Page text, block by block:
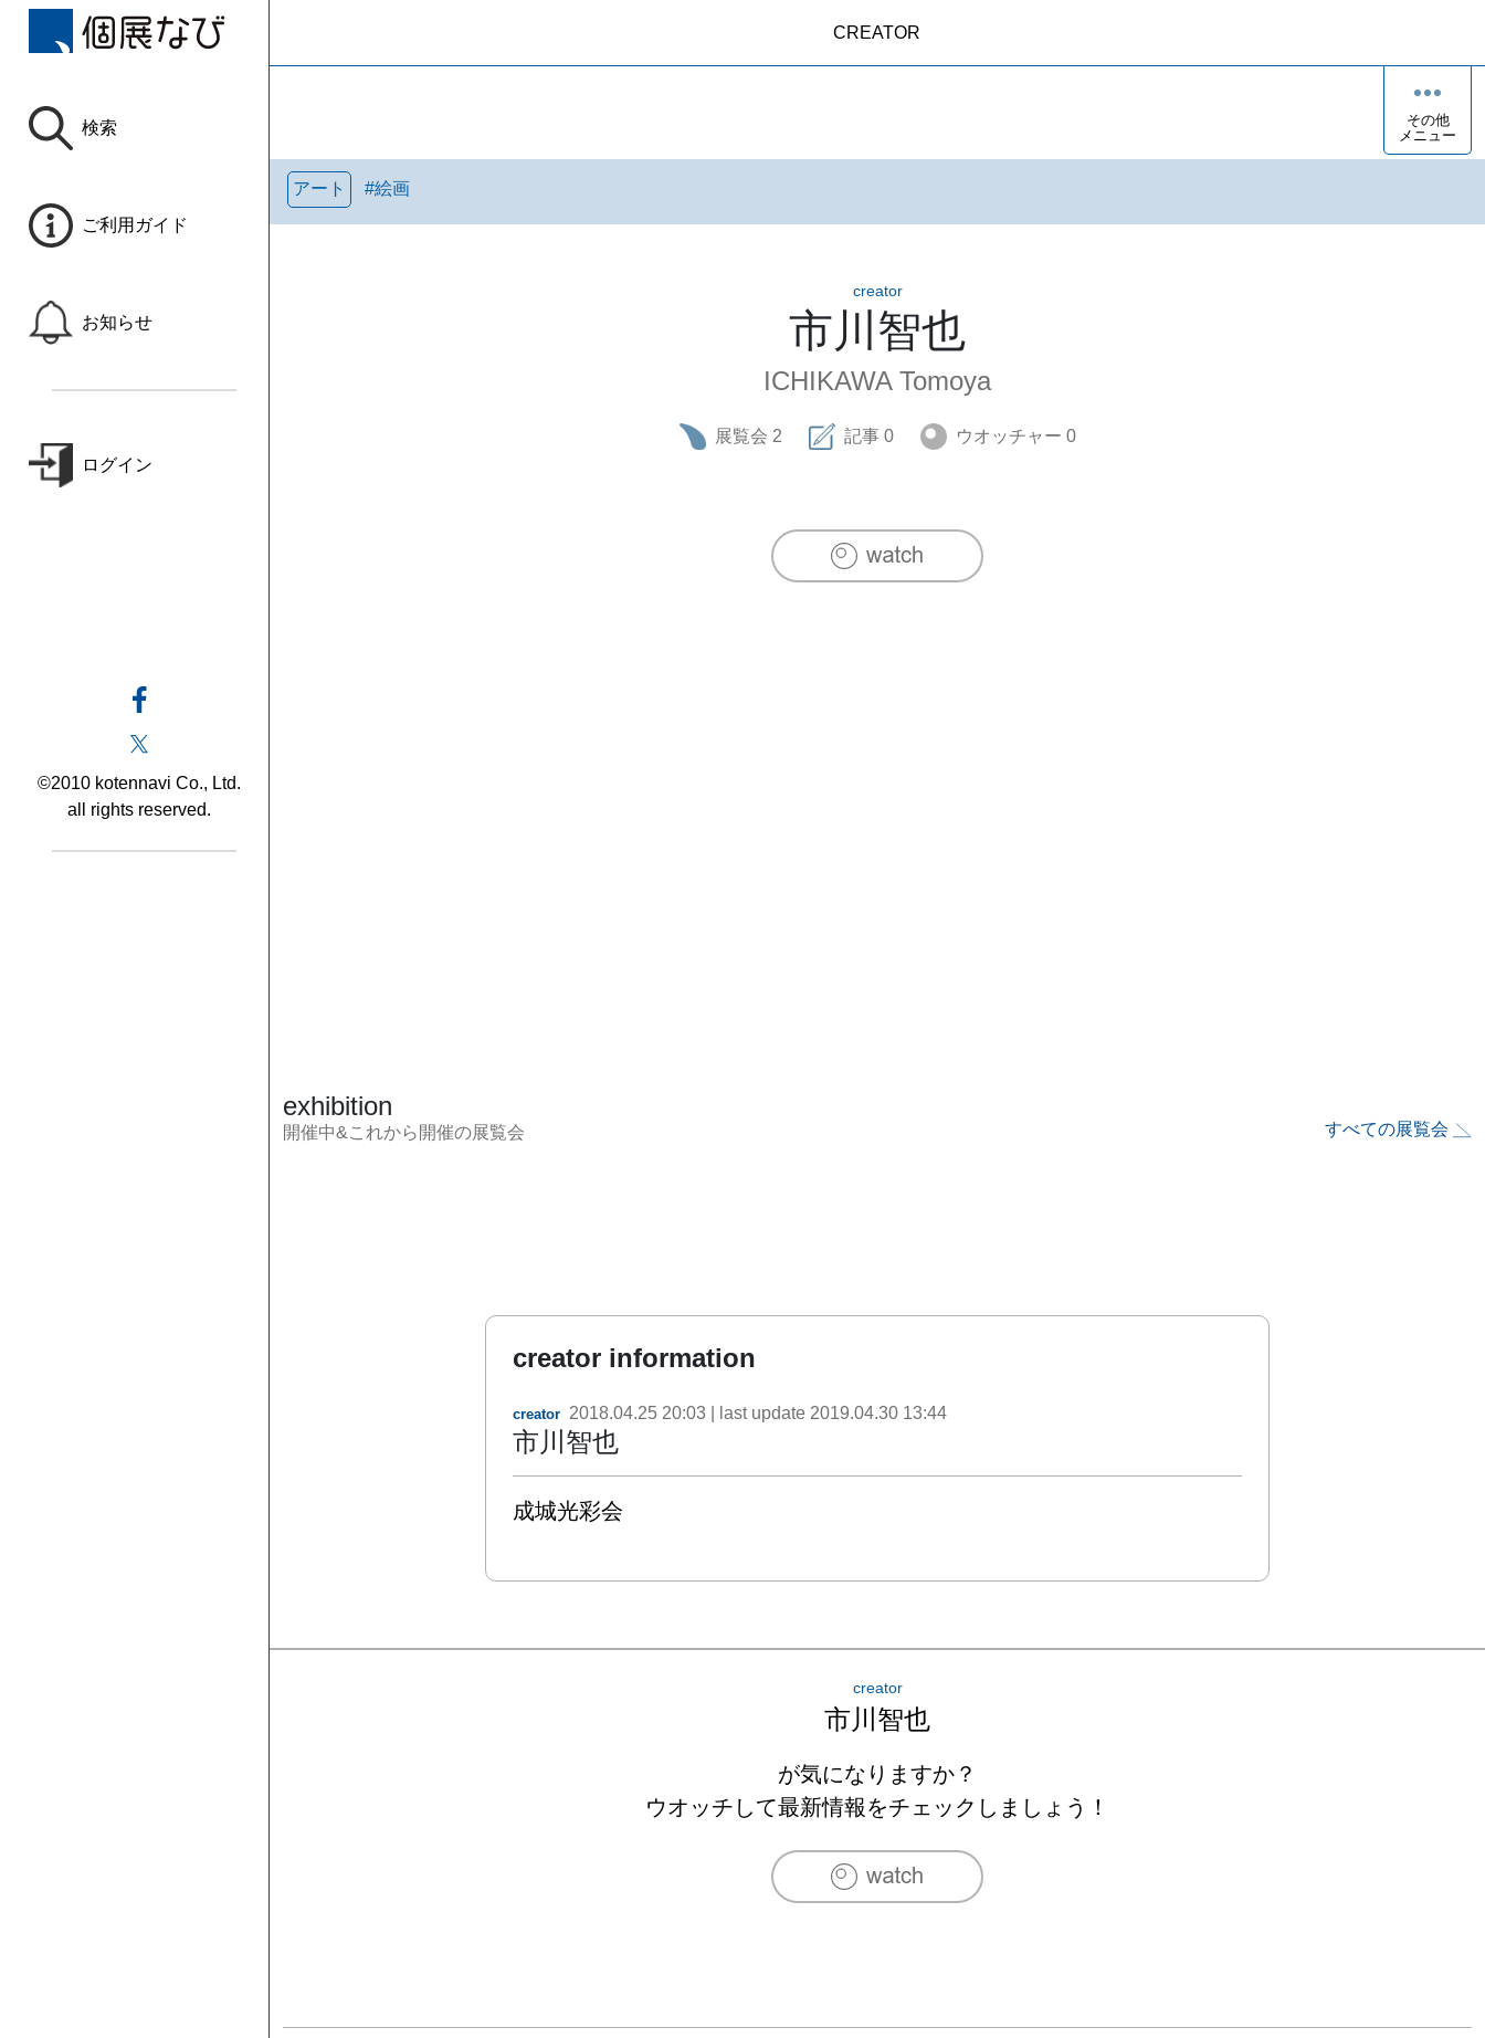
検索
ご利用ガイド
お知らせ
ログイン
©2010 kotennavi Co., Ltd.
all rights reserved.
CREATOR
その他
メニュー
アート #絵画
creator
市川智也
ICHIKAWA Tomoya
展覧会 2 記事 0 ウオッチャー 0
exhibition
開催中&これから開催の展覧会 すべての展覧会
creator information
creator 2018.04.25 20:03 | last update 2019.04.30 13:44
市川智也
成城光彩会
creator
市川智也
が気になりますか？
ウオッチして最新情報をチェックしましょう！